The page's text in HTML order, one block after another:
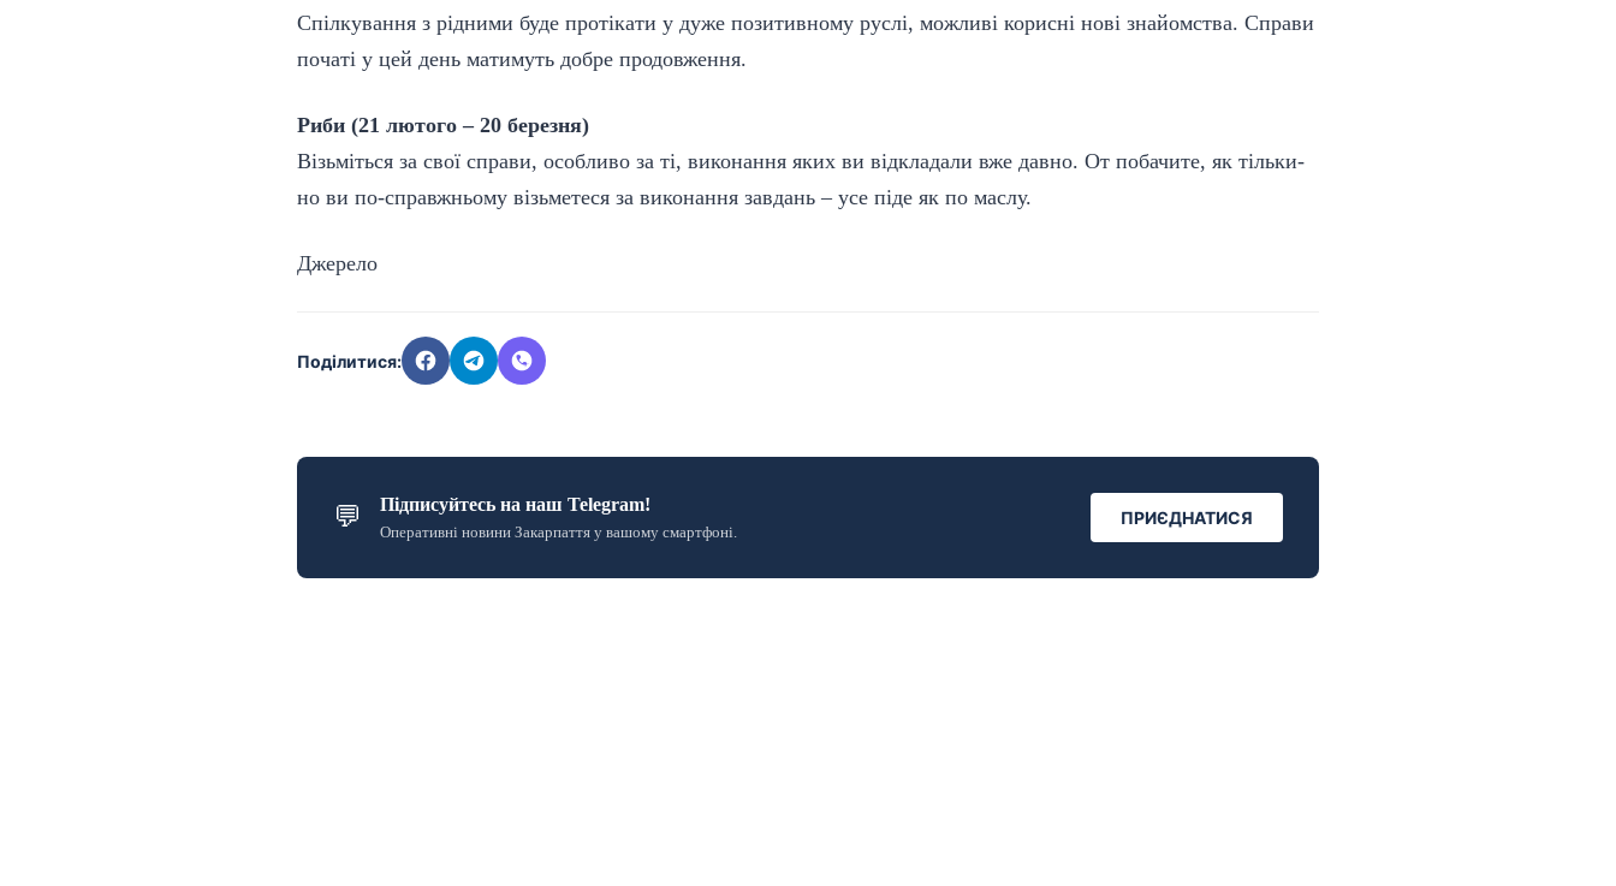
Спілкування з рідними буде протікати у дуже позитивному руслі, можливі корисні нові знайомства. Справи
початі у цей день матимуть добре продовження.
Риби (21 лютого – 20 березня)
Візьміться за свої справи, особливо за ті, виконання яких ви відкладали вже давно. От побачите, як тільки-
но ви по-справжньому візьметеся за виконання завдань – усе піде як по маслу.
Джерело
Поділитися:
💬 Підписуйтесь на наш Telegram!
Оперативні новини Закарпаття у вашому смартфоні.
ПРИЄДНАТИСЯ